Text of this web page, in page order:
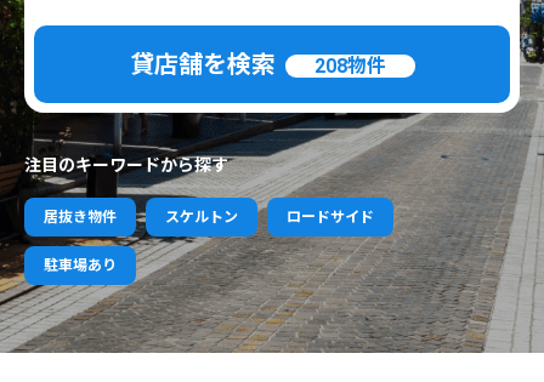
貸店舗を検索 208物件
注目のキーワードから探す
居抜き物件 スケルトン ロードサイド
駐車場あり